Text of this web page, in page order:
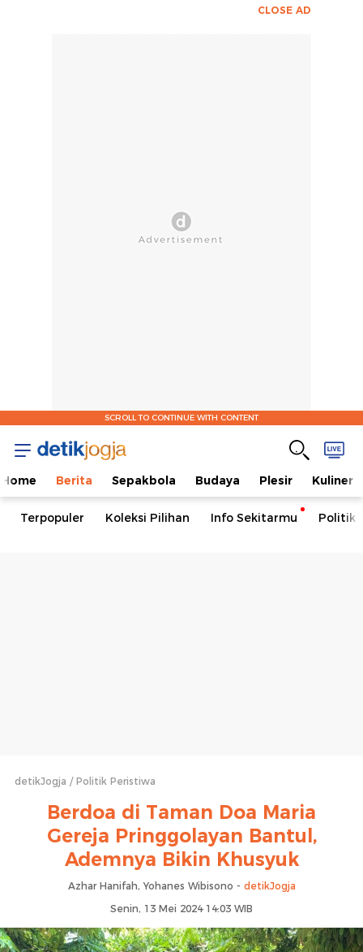
CLOSE AD
SCROLL TO CONTINUE WITH CONTENT
Home Berita Sepakbola Budaya Plesir Kuliner
Terpopuler Koleksi Pilihan Info Sekitarmu Politik
detikJogja Politik Peristiwa
Berdoa di Taman Doa Maria
Gereja Pringgolayan Bantul,
Ademnya Bikin Khusyuk
Azhar Hanifah, Yohanes Wibisono - detikJogja
Senin, 13 Mei 2024 14:03 WIB